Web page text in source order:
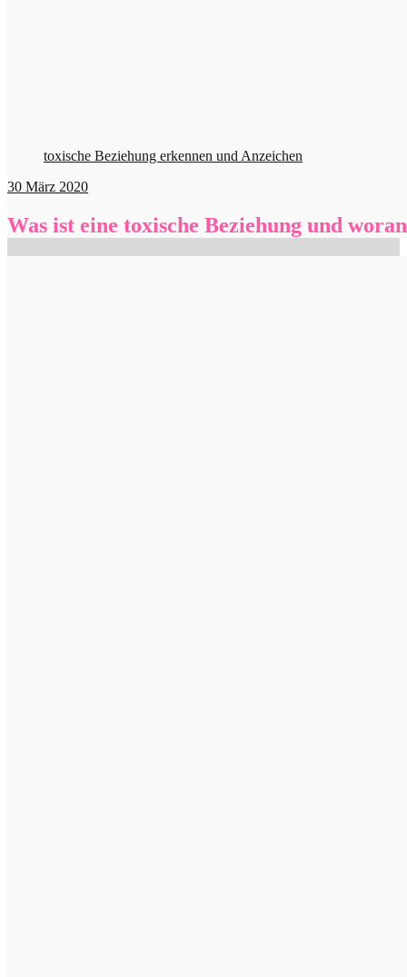
toxische Beziehung erkennen und Anzeichen
30 März 2020
Was ist eine toxische Beziehung und